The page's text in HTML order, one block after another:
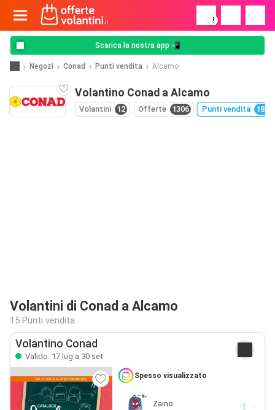
!
Scarica la nostra app 📲
Negozi Conad Punti vendita Alcamo
Volantino Conad a Alcamo
Volantini 12 Offerte 1306 Punti vendita 1830
Volantini di Conad a Alcamo
15 Punti vendita
Volantino Conad
Valido: 17 lug a 30 set
Spesso visualizzato
Zaino